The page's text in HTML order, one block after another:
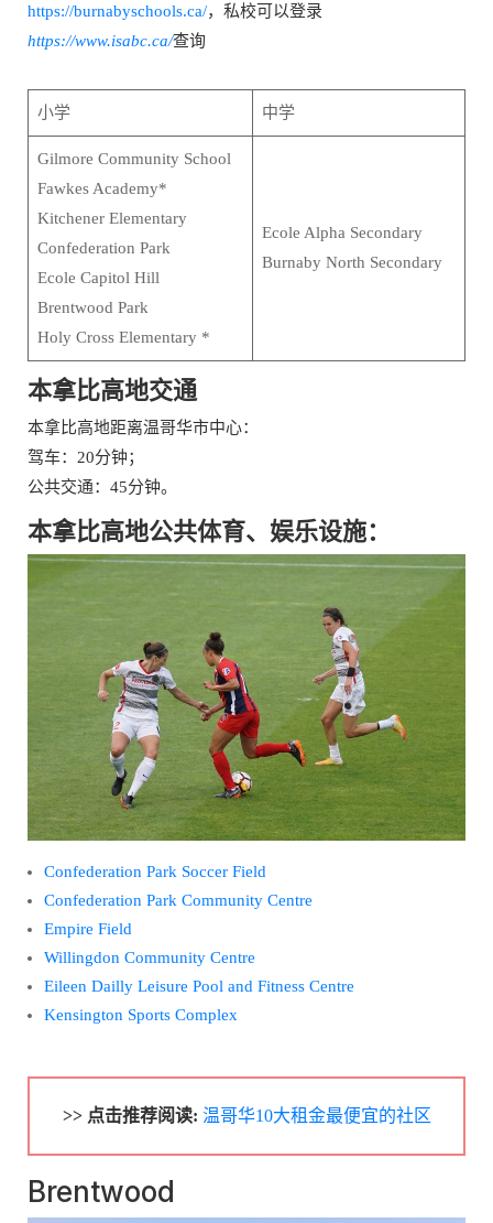
https://burnabyschools.ca/，私校可以登录
https://www.isabc.ca/查询
小学 中学
Gilmore Community School
Fawkes Academy*
Kitchener Elementary
Confederation Park
Ecole Capitol Hill
Brentwood Park
Holy Cross Elementary *
Ecole Alpha Secondary
Burnaby North Secondary
本拿比高地交通
本拿比高地距离温哥华市中心：
驾车：20分钟；
公共交通：45分钟。
本拿比高地公共体育、娱乐设施：
Confederation Park Soccer Field
Confederation Park Community Centre
Empire Field
Willingdon Community Centre
Eileen Dailly Leisure Pool and Fitness Centre
Kensington Sports Complex
>> 点击推荐阅读: 温哥华10大租金最便宜的社区
Brentwood